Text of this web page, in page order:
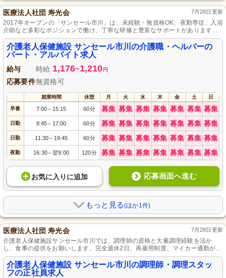
医療法人社団 寿光会 7月28日更新
2017年オープンの「サンセール市川」は、未経験・無資格OK、夜勤専従、入浴
介助など多彩なポジションで働け、丁寧な研修と豊富なサポートがあります。
厚木中山駅から徒歩7分、車通勤も可能で託児所も完備です。
介護老人保健施設 サンセール市川の介護職・ヘルパーの
パート・アルバイト求人
給与 時給 1,176~1,210 円
応募要件無資格可
就業時間 休憩 月 火 水 木 金 土 日
早番 7:00～ 15:15 60分 募集 募集 募集 募集 募集 募集 募集
日勤 8:45～ 17:00 60分 募集 募集 募集 募集 募集 募集 募集
日勤 11:30～ 19:45 60分 募集 募集 募集 募集 募集 募集 募集
夜勤 16:30～翌9:00 120分 募集 募集 募集 募集 募集 募集 募集
お気に入り に追加 応募画面へ進む
もっと見る(ほか1件)
医療法人社団 寿光会 7月28日更新
介護老人保健施設サンセール市川では、調理師の資格と大量調理経験を活か
し、食事の提供をお願いします。完全週休2日、再雇用制度、マイカー通勤が可
能で、スタッフの頑張りを応援する会社です。
介護老人保健施設 サンセール市川の調理師・調理スタッ
フの正社員求人